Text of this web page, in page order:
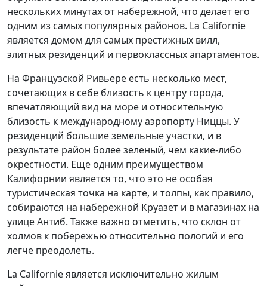
нескольких минутах от набережной, что делает его
одним из самых популярных районов. La Californie
является домом для самых престижных вилл,
элитных резиденций и первоклассных апартаментов.
На Французской Ривьере есть несколько мест,
сочетающих в себе близость к центру города,
впечатляющий вид на море и относительную
близость к международному аэропорту Ниццы. У
резиденций большие земельные участки, и в
результате район более зеленый, чем какие-либо
окрестности. Еще одним преимуществом
Калифорнии является то, что это не особая
туристическая точка на карте, и толпы, как правило,
собираются на набережной Круазет и в магазинах на
улице Антиб. Также важно отметить, что склон от
холмов к побережью относительно пологий и его
легче преодолеть.
La Californie является исключительно жилым